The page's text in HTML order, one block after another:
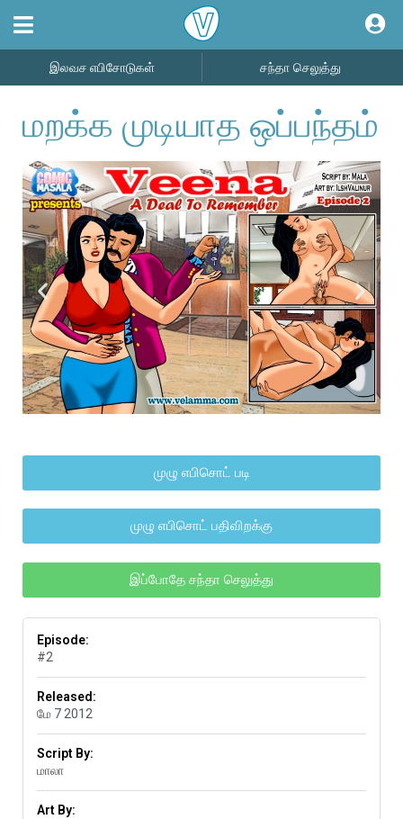
இலவச எபிசோடுகள் சந்தா செலுத்து
மறக்க முடியாத ஒப்பந்தம்
முழு எபிசொட் படி
முழு எபிசொட் பதிவிறக்கு
இப்போதே சந்தா செலுத்து
Episode:
#2
Released:
மே 7 2012
Script By:
மாலா
Art By: